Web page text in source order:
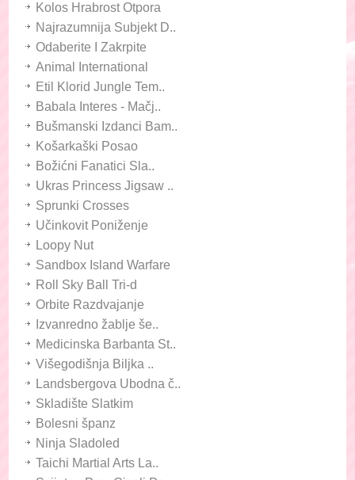
Kolos Hrabrost Otpora
Najrazumnija Subjekt D..
Odaberite I Zakrpite
Animal International
Etil Klorid Jungle Tem..
Babala Interes - Mačj..
Bušmanski Izdanci Bam..
Košarkaški Posao
Božićni Fanatici Sla..
Ukras Princess Jigsaw ..
Sprunki Crosses
Učinkovit Poniženje
Loopy Nut
Sandbox Island Warfare
Roll Sky Ball Tri-d
Orbite Razdvajanje
Izvanredno žablje še..
Medicinska Barbanta St..
Višegodišnja Biljka ..
Landsbergova Ubodna č..
Skladište Slatkim
Bolesni španz
Ninja Sladoled
Taichi Martial Arts La..